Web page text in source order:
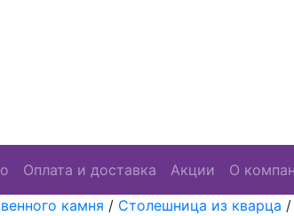
Оплата и доставка Акции О
камня / Столешница из кварца /